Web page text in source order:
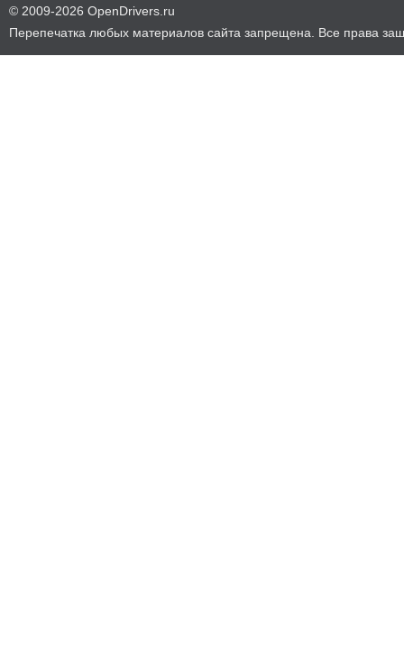
© 2009-2026 OpenDrivers.ru
Перепечатка любых материалов сайта запрещена. Все права